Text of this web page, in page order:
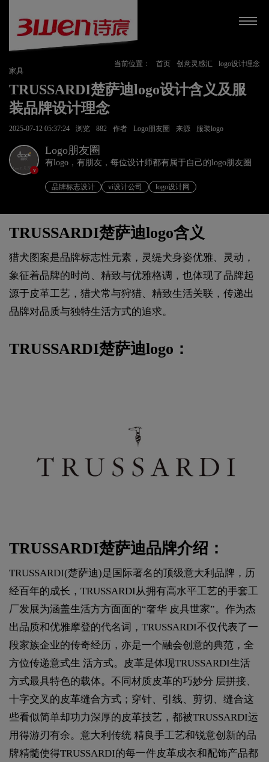
当前位置： 首页 创意灵感汇
logo设计理念
家具
TRUSSARDI楚萨迪logo设计含义及服
装品牌设计理念
2025-07-12 05:37:24 浏览 882 作者 Logo朋友圈 来源 服装logo
v
Logo朋友圈
有logo，有朋友，每位设计师都有属于自己的logo朋友圈
品牌标志设计 vi设计公司 logo设计网
TRUSSARDI楚萨迪logo含义
猎犬图案是品牌标志性元素，灵缇犬身姿优雅、灵动，
象征着品牌的时尚、精致与优雅格调，也体现了品牌起
源于皮革工艺，猎犬常与狩猎、精致生活关联，传递出
品牌对品质与独特生活方式的追求。
TRUSSARDI楚萨迪logo：
TRUSSARDI楚萨迪品牌介绍：
TRUSSARDI(楚萨迪)是国际著名的顶级意大利品牌，历
经百年的成长，TRUSSARDI从拥有高水平工艺的手套工
厂发展为涵盖生活方方面面的“奢华 皮具世家”。作为杰
出品质和优雅摩登的代名词，TRUSSARDI不仅代表了一
段家族企业的传奇经历，亦是一个融会创意的典范，全
方位传递意式生 活方式。皮革是体现TRUSSARDI生活
方式最具特色的载体。不同材质皮革的巧妙分 层拼接、
十字交叉的皮革缝合方式；穿针、引线、剪切、缝合这
些看似简单却功力深厚的皮革技艺，都被TRUSSARDI运
用得游刃有余。意大利传统 精良手工艺和锐意创新的品
牌精髓使得TRUSSARDI的每一件皮革成衣和配饰产品都